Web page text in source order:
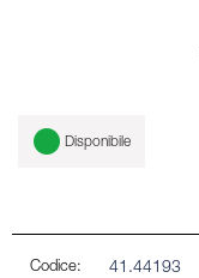
Disponibile
Codice: 41.44193